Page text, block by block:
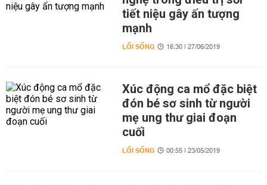
tiết niệu gây ấn tượng
mạnh
LỐI SỐNG 16:30 | 27/06/2019
Xúc động ca mổ đặc biệt
đón bé sơ sinh từ người
mẹ ung thư giai đoạn
cuối
LỐI SỐNG 00:55 | 23/05/2019